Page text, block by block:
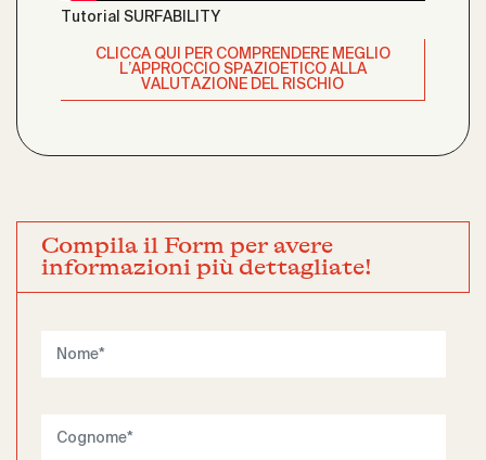
Tutorial SURFABILITY
CLICCA QUI PER COMPRENDERE MEGLIO
L’APPROCCIO SPAZIOETICO ALLA
VALUTAZIONE DEL RISCHIO
Compila il Form per avere
informazioni più dettagliate!